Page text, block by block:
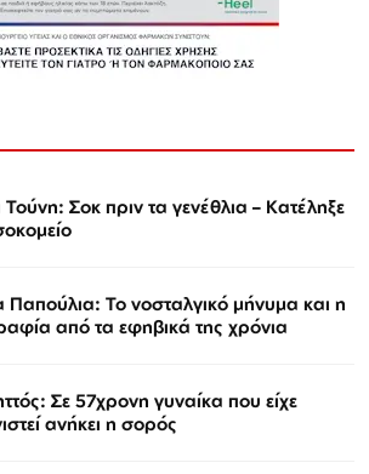
Σοκ πριν τα γενέθλια – Κατέληξε
Παπούλια: Το νοσταλγικό μήνυμα και η
από τα εφηβικά της χρόνια
Σε 57χρονη γυναίκα που είχε
ανήκει η σορός